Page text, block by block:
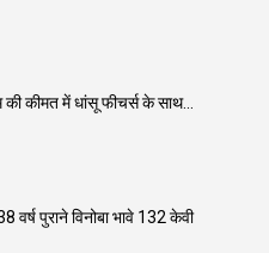
कीमत में धांसू फीचर्स के साथ...
पुराने विनोबा भावे 132 केवी